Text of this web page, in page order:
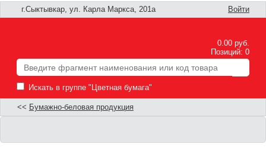
г.Сыктывкар, ул. Карла Маркса, 201а Войти
0.00 руб.
Позиций: 0
Искать в группе "Цветная бумага"
<< Бумажно-беловая продукция